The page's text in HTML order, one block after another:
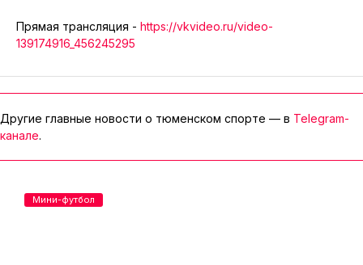
Прямая трансляция - https://vkvideo.ru/video-
139174916_456245295
Другие главные новости о тюменском спорте — в Telegram-
канале.
Мини-футбол